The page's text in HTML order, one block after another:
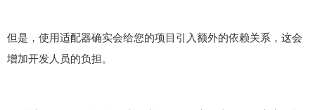
但是，使用适配器确实会给您的项目引入额外的依赖关系，这会
增加开发人员的负担。